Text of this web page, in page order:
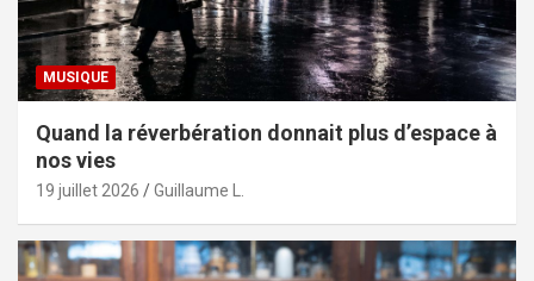
MUSIQUE
Quand la réverbération donnait plus d’espace à
nos vies
19 juillet 2026 Guillaume L.